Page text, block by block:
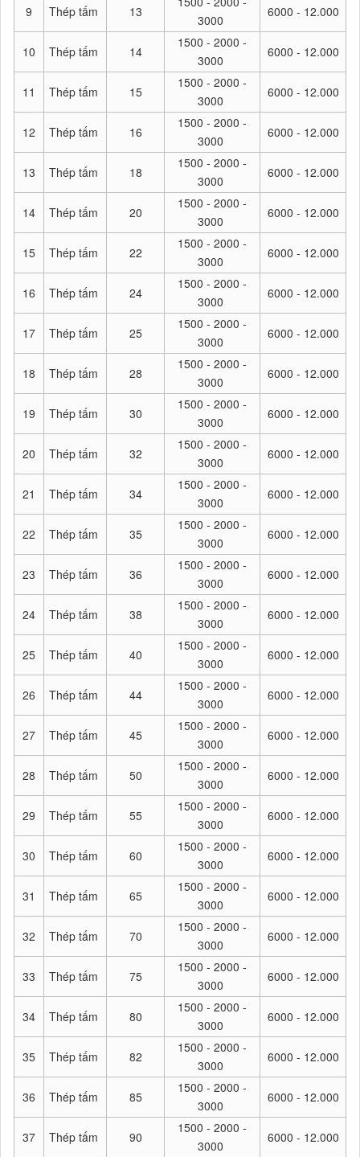
9 Thép tấm 13
3000
6000 - 12.000
10 Thép tấm 14
1500 - 2000 -
3000
6000 - 12.000
11 Thép tấm 15
1500 - 2000 -
3000
6000 - 12.000
12 Thép tấm 16
1500 - 2000 -
3000
6000 - 12.000
13 Thép tấm 18
1500 - 2000 -
3000
6000 - 12.000
14 Thép tấm 20
1500 - 2000 -
3000
6000 - 12.000
15 Thép tấm 22
1500 - 2000 -
3000
6000 - 12.000
16 Thép tấm 24
1500 - 2000 -
3000
6000 - 12.000
17 Thép tấm 25
1500 - 2000 -
3000
6000 - 12.000
18 Thép tấm 28
1500 - 2000 -
3000
6000 - 12.000
19 Thép tấm 30
1500 - 2000 -
3000
6000 - 12.000
20 Thép tấm 32
1500 - 2000 -
3000
6000 - 12.000
21 Thép tấm 34
1500 - 2000 -
3000
6000 - 12.000
22 Thép tấm 35
1500 - 2000 -
3000
6000 - 12.000
23 Thép tấm 36
1500 - 2000 -
3000
6000 - 12.000
24 Thép tấm 38
1500 - 2000 -
3000
6000 - 12.000
25 Thép tấm 40
1500 - 2000 -
3000
6000 - 12.000
26 Thép tấm 44
1500 - 2000 -
3000
6000 - 12.000
27 Thép tấm 45
1500 - 2000 -
3000
6000 - 12.000
28 Thép tấm 50
1500 - 2000 -
3000
6000 - 12.000
29 Thép tấm 55
1500 - 2000 -
3000
6000 - 12.000
30 Thép tấm 60
1500 - 2000 -
3000
6000 - 12.000
31 Thép tấm 65
1500 - 2000 -
3000
6000 - 12.000
32 Thép tấm 70
1500 - 2000 -
3000
6000 - 12.000
33 Thép tấm 75
1500 - 2000 -
3000
6000 - 12.000
34 Thép tấm 80
1500 - 2000 -
3000
6000 - 12.000
35 Thép tấm 82
1500 - 2000 -
3000
6000 - 12.000
36 Thép tấm 85
1500 - 2000 -
3000
6000 - 12.000
37 Thép tấm 90
1500 - 2000 -
3000
6000 - 12.000